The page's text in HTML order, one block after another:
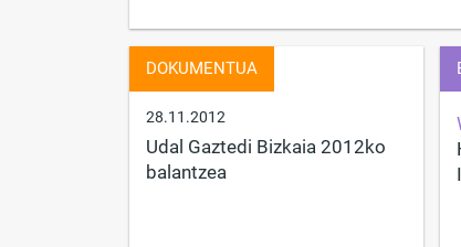
DOKUMENTUA
28.11.2012
Udal Gaztedi Bizkaia 2012ko
balantzea